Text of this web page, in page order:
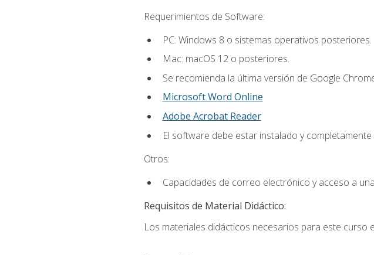
Requerimientos de Software:
PC: Windows 8 o sistemas operativos posteriores.
Mac: macOS 12 o posteriores.
Se recomienda la última versión de Google
Microsoft Word Online
Adobe Acrobat Reader
El software debe estar instalado y
Otros:
Capacidades de correo electrónico y acceso a
Requisitos de Material Didáctico:
Los materiales didácticos necesarios para este curso